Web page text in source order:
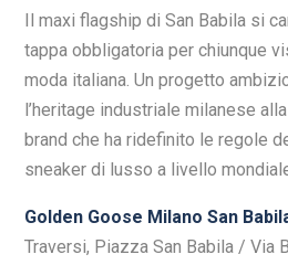
Il maxi flagship di San Babila si
tappa obbligatoria per chiunque
moda italiana. Un progetto
l’heritage industriale milanese
brand che ha ridefinito le regole
sneaker di lusso a livello
Golden Goose Milano San
Traversi, Piazza San Babila / Via